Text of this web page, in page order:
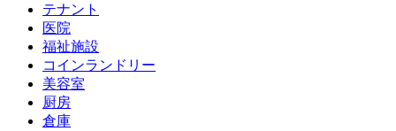
テナント
医院
福祉施設
コインランドリー
美容室
厨房
倉庫